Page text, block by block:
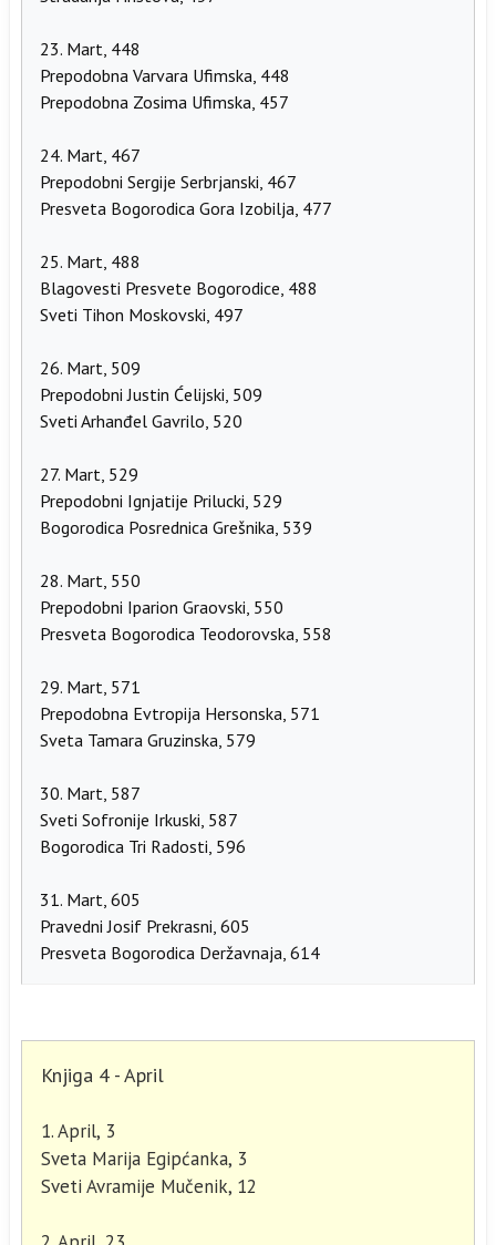
23. Mart, 448
Prepodobna Varvara Ufimska, 448
Prepodobna Zosima Ufimska, 457
24. Mart, 467
Prepodobni Sergije Serbrjanski, 467
Presveta Bogorodica Gora Izobilja, 477
25. Mart, 488
Blagovesti Presvete Bogorodice, 488
Sveti Tihon Moskovski, 497
26. Mart, 509
Prepodobni Justin Ćelijski, 509
Sveti Arhanđel Gavrilo, 520
27. Mart, 529
Prepodobni Ignjatije Prilucki, 529
Bogorodica Posrednica Grešnika, 539
28. Mart, 550
Prepodobni Iparion Graovski, 550
Presveta Bogorodica Teodorovska, 558
29. Mart, 571
Prepodobna Evtropija Hersonska, 571
Sveta Tamara Gruzinska, 579
30. Mart, 587
Sveti Sofronije Irkuski, 587
Bogorodica Tri Radosti, 596
31. Mart, 605
Pravedni Josif Prekrasni, 605
Presveta Bogorodica Deržavnaja, 614
Knjiga 4 - April
1. April, 3
Sveta Marija Egipćanka, 3
Sveti Avramije Mučenik, 12